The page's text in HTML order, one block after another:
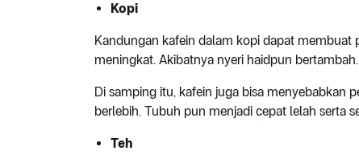
Kopi
Kandungan kafein dalam kopi dapat
meningkat. Akibatnya nyeri haidpun bertambah.
Di samping itu, kafein juga bisa menyebabkan
berlebih. Tubuh pun menjadi cepat lelah serta
Teh